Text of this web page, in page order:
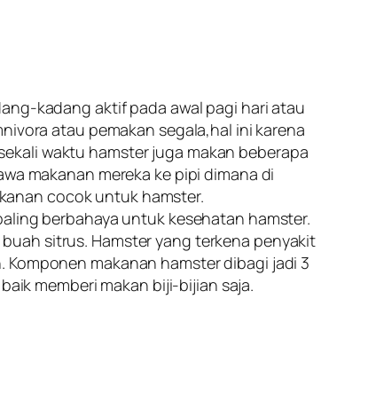
kadang aktif pada awal pagi hari atau
atau pemakan segala,hal ini karena
waktu hamster juga makan beberapa
makanan mereka ke pipi dimana di
cocok untuk hamster.
berbahaya untuk kesehatan hamster.
sitrus. Hamster yang terkena penyakit
makanan hamster dibagi jadi 3
memberi makan biji-bijian saja.